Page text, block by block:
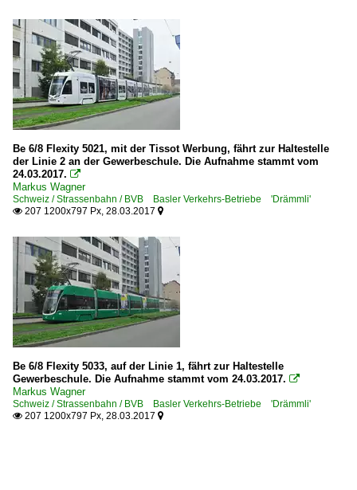
Be 6/8 Flexity 5021, mit der Tissot Werbung, fährt zur Haltestelle
der Linie 2 an der Gewerbeschule. Die Aufnahme stammt vom
24.03.2017. 
Markus Wagner
Schweiz / Strassenbahn / BVB Basler Verkehrs-Betriebe 'Drämmli'
 207 1200x797 Px, 28.03.2017 
Be 6/8 Flexity 5033, auf der Linie 1, fährt zur Haltestelle
Gewerbeschule. Die Aufnahme stammt vom 24.03.2017. 
Markus Wagner
Schweiz / Strassenbahn / BVB Basler Verkehrs-Betriebe 'Drämmli'
 207 1200x797 Px, 28.03.2017 